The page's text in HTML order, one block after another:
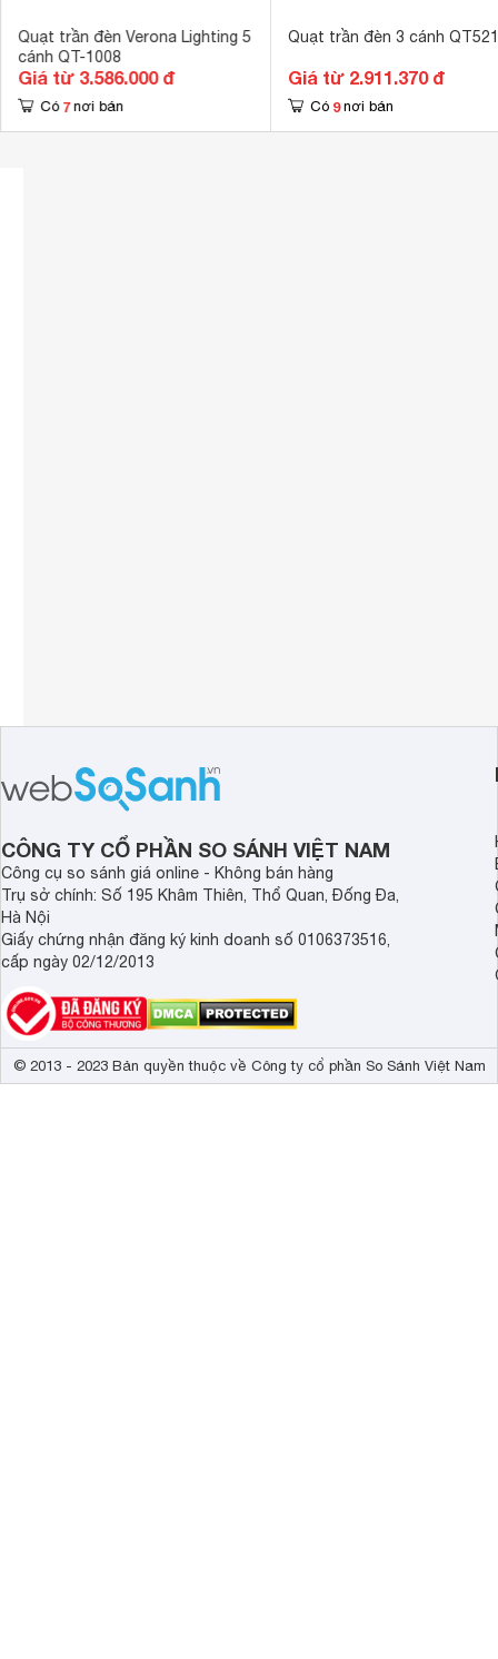
Quạt trần đèn Verona Lighting 5
cánh QT-1008
Giá từ 3.586.000 đ
Có 7 nơi bán
Quạt trần đèn 3 cánh
Giá từ 2.911.370 đ
Có 9 nơi bán
CÔNG TY CỔ PHẦN SO SÁNH VIỆT NAM
Công cụ so sánh giá online - Không bán hàng
Trụ sở chính: Số 195 Khâm Thiên, Thổ Quan, Đống Đa,
Hà Nội
Giấy chứng nhận đăng ký kinh doanh số 0106373516,
cấp ngày 02/12/2013
© 2013 - 2023 Bản quyền thuộc về Công ty cổ phần So Sánh Việt Nam